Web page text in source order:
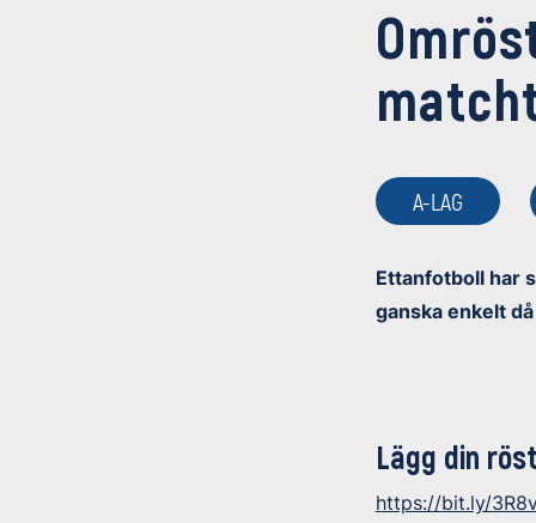
A-LAG
Ettanfotboll har
ganska enkelt
Lägg din
https://bit.ly/